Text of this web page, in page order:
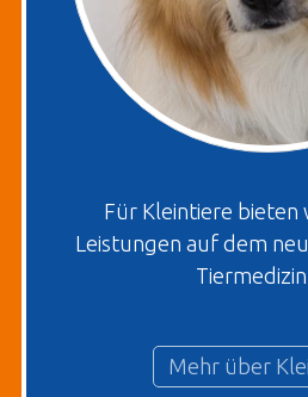
Für Kleintiere bieten
Leistungen auf dem
Tiermedizin
Mehr über